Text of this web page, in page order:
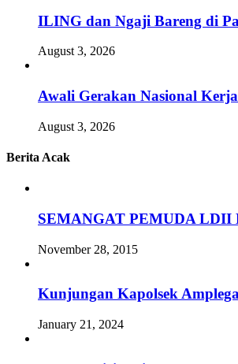
ILING dan Ngaji Bareng di
August 3, 2026
Awali Gerakan Nasional
August 3, 2026
Berita Acak
SEMANGAT PEMUDA
November 28, 2015
Kunjungan Kapolsek
January 21, 2024